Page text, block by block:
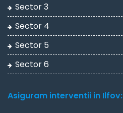
Sector 3
Sector 4
Sector 5
Sector 6
Asiguram interventii in Ilfov: